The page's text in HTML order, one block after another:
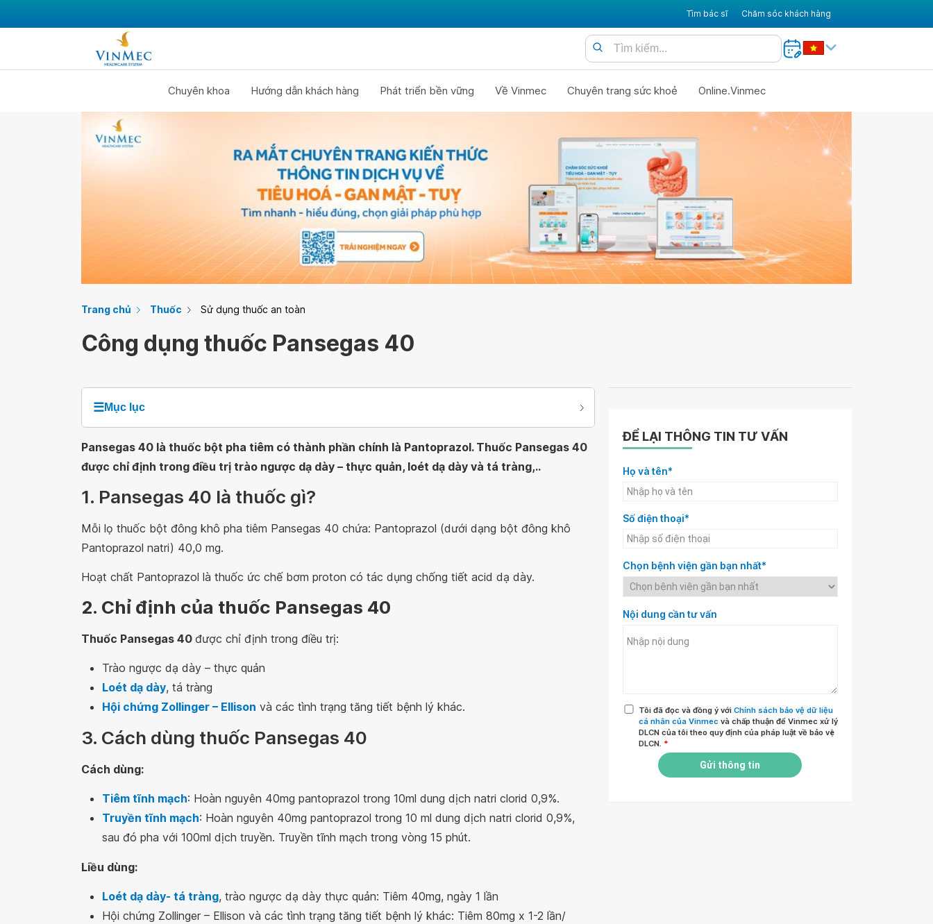
Tìm bác sĩ Chăm sóc khách hàng
Chuyên khoa Hướng dẫn khách hàng Phát triển bền vững Về Vinmec Chuyên trang sức khoẻ Online.Vinmec
Trang chủ Thuốc Sử dụng thuốc an toàn
Công dụng thuốc Pansegas 40
☰Mục lục
Pansegas 40 là thuốc bột pha tiêm có thành phần chính là Pantoprazol. Thuốc Pansegas 40
được chỉ định trong điều trị trào ngược dạ dày – thực quản, loét dạ dày và tá tràng,..
1. Pansegas 40 là thuốc gì?
Mỗi lọ thuốc bột đông khô pha tiêm Pansegas 40 chứa: Pantoprazol (dưới dạng bột đông khô
Pantoprazol natri) 40,0 mg.
Hoạt chất Pantoprazol là thuốc ức chế bơm proton có tác dụng chống tiết acid dạ dày.
2. Chỉ định của thuốc Pansegas 40
Thuốc Pansegas 40 được chỉ định trong điều trị:
Trào ngược dạ dày – thực quản
Loét dạ dày, tá tràng
Hội chứng Zollinger – Ellison và các tình trạng tăng tiết bệnh lý khác.
3. Cách dùng thuốc Pansegas 40
Cách dùng:
Tiêm tĩnh mạch: Hoàn nguyên 40mg pantoprazol trong 10ml dung dịch natri clorid 0,9%.
Truyền tĩnh mạch: Hoàn nguyên 40mg pantoprazol trong 10 ml dung dịch natri clorid 0,9%,
sau đó pha với 100ml dịch truyền. Truyền tĩnh mạch trong vòng 15 phút.
Liều dùng:
Loét dạ dày- tá tràng, trào ngược dạ dày thực quản: Tiêm 40mg, ngày 1 lần
Hội chứng Zollinger – Ellison và các tình trạng tăng tiết bệnh lý khác: Tiêm 80mg x 1-2 lần/
ĐỂ LẠI THÔNG TIN TƯ VẤN
Họ và tên*
Số điện thoại*
Chọn bệnh viện gần bạn nhất*
Nội dung cần tư vấn
Tôi đã đọc và đồng ý với Chính sách bảo vệ dữ liệu
cá nhân của Vinmec và chấp thuận để Vinmec xử lý
DLCN của tôi theo quy định của pháp luật về bảo vệ
DLCN. *
Gửi thông tin